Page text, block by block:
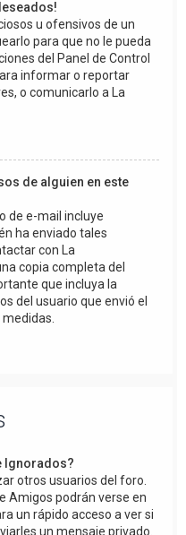
u ofensivos de un
para que no le pueda
del Panel de Control
informar o reportar
o comunicarlo a La
de alguien en este
de e-mail incluye
ha enviado tales
con La
copia completa del
que incluya la
del usuario que envió el
Ignorados?
otros usuarios del foro.
Amigos podrán verse en
un rápido acceso a ver si
un mensaje privado.